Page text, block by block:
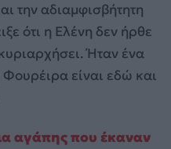
την αδιαμφισβήτητη
ότι η Ελένη δεν ήρθε
Ήταν ένα
είναι εδώ και
αγάπης που έκαναν